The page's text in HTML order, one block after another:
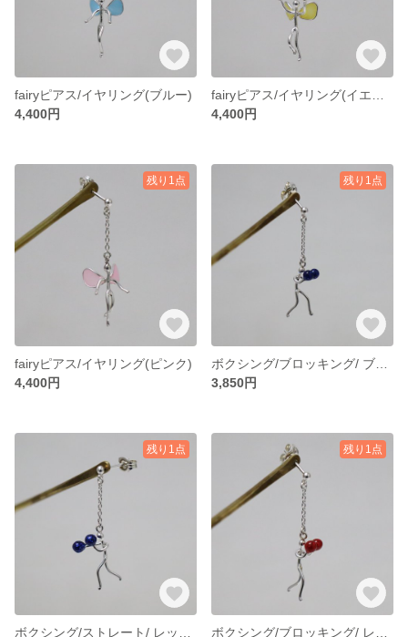
fairyピアス/イヤリング(ブルー)
4,400円
4,400円
残り1点
fairyピアス/イヤリング(ピンク)
4,400円
残り1点
3,850円
残り1点 残り1点